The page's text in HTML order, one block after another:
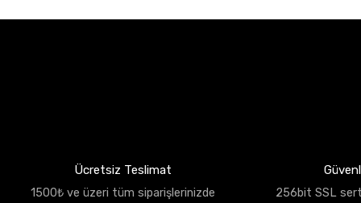
Ücretsiz Teslimat
1500₺ ve üzeri tüm siparişlerinizde
256bit SSL